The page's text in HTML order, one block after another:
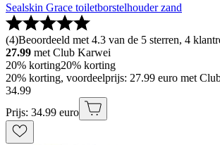
Sealskin Grace toiletborstelhouder zand
(4)Beoordeeld met 4.3 van de 5 sterren, 4
27.99 met Club Karwei
20% korting20% korting
20% korting, voordeelprijs: 27.99 euro met
34.99
Prijs: 34.99 euro